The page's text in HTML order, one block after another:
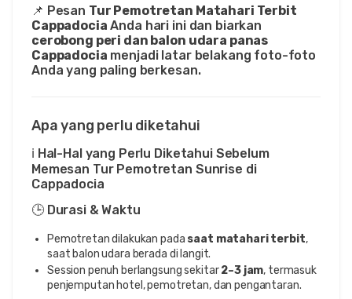
📌 Pesan Tur Pemotretan Matahari Terbit
Cappadocia
cerobong peri dan balon udara panas
Cappadocia menjadi latar belakang foto-foto
Anda yang paling berkesan.
Apa yang perlu diketahui
ℹ️ Hal-Hal yang Perlu Diketahui Sebelum
Memesan Tur Pemotretan Sunrise di
Cappadocia
🕒 Durasi & Waktu
Pemotretan dilakukan pada saat matahari terbit,
saat balon udara berada di langit.
Session penuh berlangsung sekitar2–3 jam, termasuk
penjemputan hotel, pemotretan, dan pengantaran.